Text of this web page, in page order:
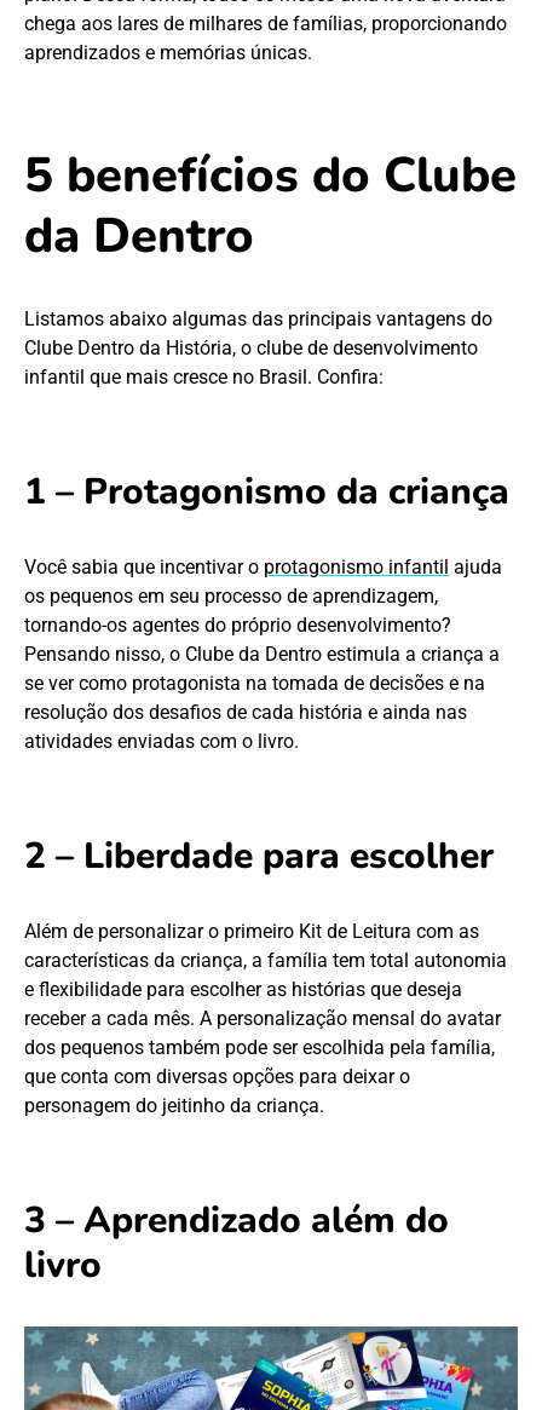
chega aos lares de milhares de famílias, proporcionando
aprendizados e memórias únicas.
5 benefícios do Clube
da Dentro
Listamos abaixo algumas das principais vantagens do
Clube Dentro da História, o clube de desenvolvimento
infantil que mais cresce no Brasil. Confira:
1 – Protagonismo da criança
Você sabia que incentivar o protagonismo infantil ajuda
os pequenos em seu processo de aprendizagem,
tornando-os agentes do próprio desenvolvimento?
Pensando nisso, o Clube da Dentro estimula a criança a
se ver como protagonista na tomada de decisões e na
resolução dos desafios de cada história e ainda nas
atividades enviadas com o livro.
2 – Liberdade para escolher
Além de personalizar o primeiro Kit de Leitura com as
características da criança, a família tem total autonomia
e flexibilidade para escolher as histórias que deseja
receber a cada mês. A personalização mensal do avatar
dos pequenos também pode ser escolhida pela família,
que conta com diversas opções para deixar o
personagem do jeitinho da criança.
3 – Aprendizado além do
livro